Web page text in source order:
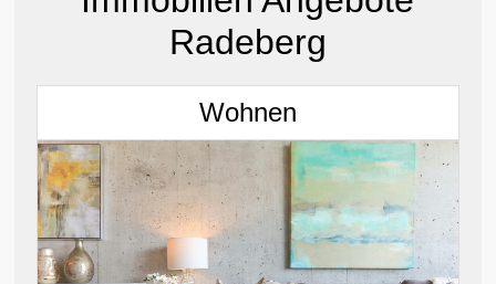
Radeberg
Wohnen